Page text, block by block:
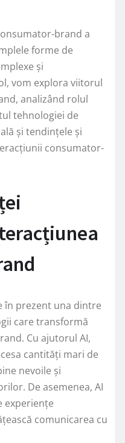
brand a
forme de
și
vom explora viitorul
analizând rolul
tehnologiei de
și tendințele și
consumator-
în prezent una dintre
care transformă
Cu ajutorul AI,
cantități mari de
nevoile și
De asemenea, AI
experiențe
comunicarea cu